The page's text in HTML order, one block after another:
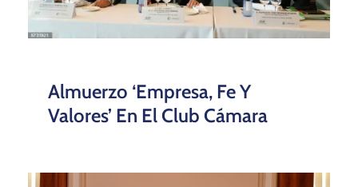
Almuerzo ‘Empresa, Fe Y
Valores’ En El Club Cámara